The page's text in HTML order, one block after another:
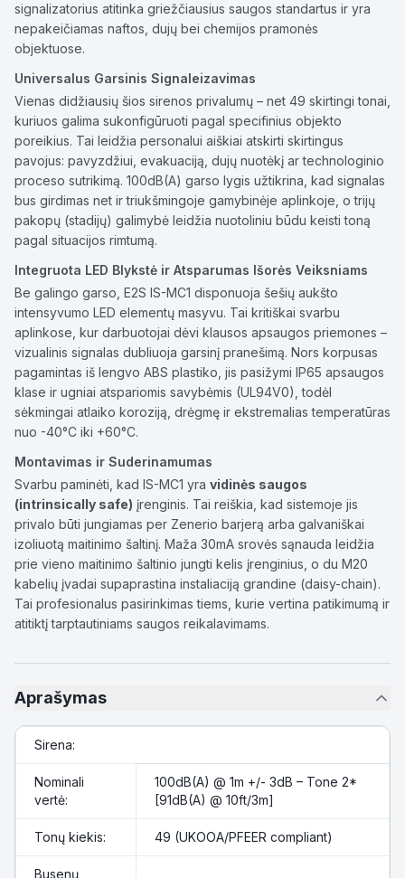
signalizatorius atitinka griežčiausius saugos standartus ir yra
nepakeičiamas naftos, dujų bei chemijos pramonės
objektuose.
Universalus Garsinis Signaleizavimas
Vienas didžiausių šios sirenos privalumų – net 49 skirtingi tonai,
kuriuos galima sukonfigūruoti pagal specifinius objekto
poreikius. Tai leidžia personalui aiškiai atskirti skirtingus
pavojus: pavyzdžiui, evakuaciją, dujų nuotėkį ar technologinio
proceso sutrikimą. 100dB(A) garso lygis užtikrina, kad signalas
bus girdimas net ir triukšmingoje gamybinėje aplinkoje, o trijų
pakopų (stadijų) galimybė leidžia nuotoliniu būdu keisti toną
pagal situacijos rimtumą.
Integruota LED Blykstė ir Atsparumas Išorės Veiksniams
Be galingo garso, E2S IS-MC1 disponuoja šešių aukšto
intensyvumo LED elementų masyvu. Tai kritiškai svarbu
aplinkose, kur darbuotojai dėvi klausos apsaugos priemones –
vizualinis signalas dubliuoja garsinį pranešimą. Nors korpusas
pagamintas iš lengvo ABS plastiko, jis pasižymi IP65 apsaugos
klase ir ugniai atspariomis savybėmis (UL94V0), todėl
sėkmingai atlaiko koroziją, drėgmę ir ekstremalias temperatūras
nuo -40°C iki +60°C.
Montavimas ir Suderinamumas
Svarbu paminėti, kad IS-MC1 yra vidinės saugos
(intrinsically safe) įrenginis. Tai reiškia, kad sistemoje jis
privalo būti jungiamas per Zenerio barjerą arba galvaniškai
izoliuotą maitinimo šaltinį. Maža 30mA srovės sąnauda leidžia
prie vieno maitinimo šaltinio jungti kelis įrenginius, o du M20
kabelių įvadai supaprastina instaliaciją grandine (daisy-chain).
Tai profesionalus pasirinkimas tiems, kurie vertina patikimumą ir
atitiktį tarptautiniams saugos reikalavimams.
Aprašymas
Sirena:
Nominali
vertė:
100dB(A) @ 1m +/- 3dB – Tone 2*
[91dB(A) @ 10ft/3m]
Tonų kiekis: 49 (UKOOA/PFEER compliant)
Busenų